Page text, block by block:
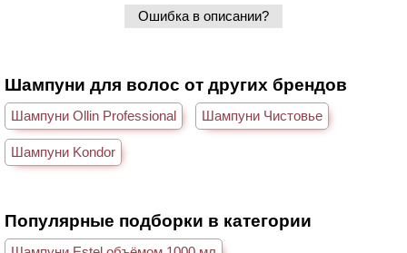
Ошибка в описании?
Шампуни для волос от других брендов
Шампуни Ollin Professional Шампуни Чистовье
Шампуни Kondor
Популярные подборки в категории